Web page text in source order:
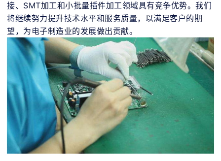
接、SMT加工和小批量插件加工领域具有竞争优势。我们
将继续努力提升技术水平和服务质量，以满足客户的期
望，为电子制造业的发展做出贡献。